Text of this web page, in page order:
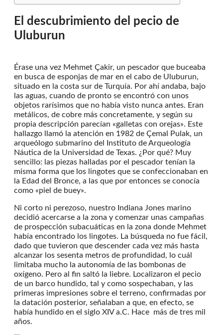
El descubrimiento del pecio de
Uluburun
Érase una vez Mehmet Çakir, un pescador que buceaba
en busca de esponjas de mar en el cabo de Uluburun,
situado en la costa sur de Turquía. Por ahí andaba, bajo
las aguas, cuando de pronto se encontró con unos
objetos rarísimos que no había visto nunca antes. Eran
metálicos, de cobre más concretamente, y según su
propia descripción parecían «galletas con orejas». Este
hallazgo llamó la atención en 1982 de Çemal Pulak, un
arqueólogo submarino del Instituto de Arqueología
Náutica de la Universidad de Texas. ¿Por qué? Muy
sencillo: las piezas halladas por el pescador tenían la
misma forma que los lingotes que se confeccionaban en
la Edad del Bronce, a las que por entonces se conocía
como «piel de buey».
Ni corto ni perezoso, nuestro Indiana Jones marino
decidió acercarse a la zona y comenzar unas campañas
de prospección subacuáticas en la zona donde Mehmet
había encontrado los lingotes. La búsqueda no fue fácil,
dado que tuvieron que descender cada vez más hasta
alcanzar los sesenta metros de profundidad, lo cuál
limitaba mucho la autonomía de las bombonas de
oxígeno. Pero al fin saltó la liebre. Localizaron el pecio
de un barco hundido, tal y como sospechaban, y las
primeras impresiones sobre el terreno, confirmadas por
la datación posterior, señalaban a que, en efecto, se
había hundido en el siglo XIV a.C. Hace más de tres mil
años.